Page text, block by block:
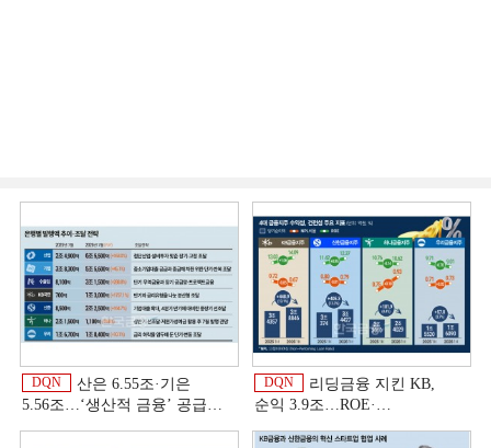
DQN
산은 6.55조·기은
5.56조…‘생산적 금융ʼ 공급
DQN
리딩금융 지킨 KB,
순익 3.9조…ROE·